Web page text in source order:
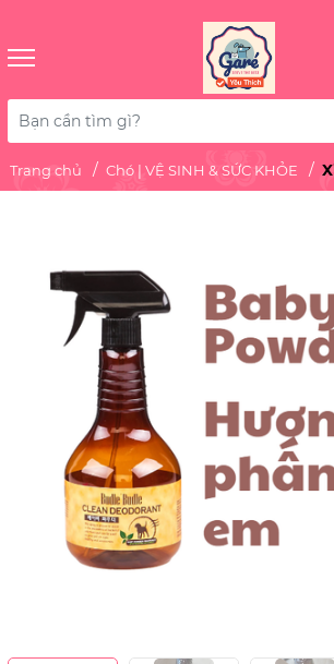
Trang chủ Chó | VỆ SINH & SỨC KHỎE